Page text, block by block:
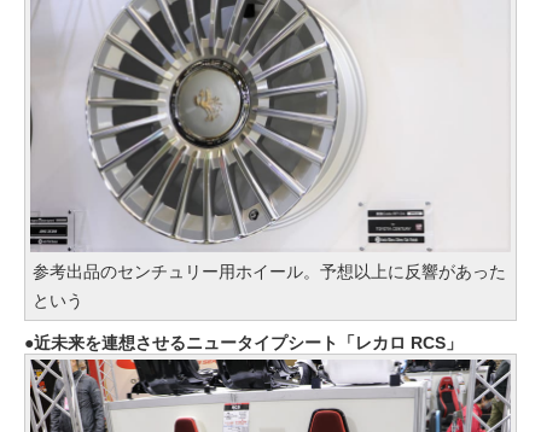
参考出品のセンチュリー用ホイール。予想以上に反響があった
という
近未来を連想させるニュータイプシート「レカロ RCS」